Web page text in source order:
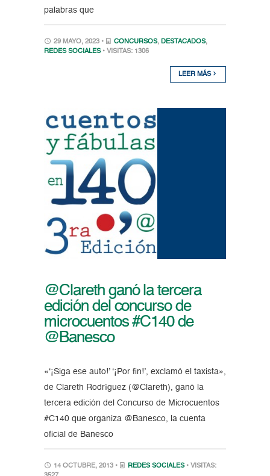
palabras que
29 MAYO, 2023 • CONCURSOS, DESTACADOS,
REDES SOCIALES • VISITAS: 1306
LEER MÁS
@Clareth ganó la tercera
edición del concurso de
microcuentos #C140 de
@Banesco
«‘¡Siga ese auto!’ ‘¡Por fin!’, exclamó el taxista»,
de Clareth Rodríguez (@Clareth), ganó la
tercera edición del Concurso de Microcuentos
#C140 que organiza @Banesco, la cuenta
oficial de Banesco
14 OCTUBRE, 2013 • REDES SOCIALES • VISITAS: